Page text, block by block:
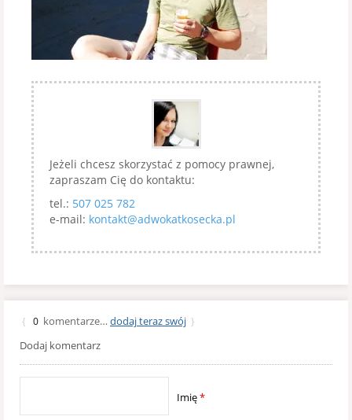
Jeżeli chcesz skorzystać z pomocy prawnej,
zapraszam Cię do kontaktu:
tel.: 507 025 782
e-mail: kontakt@adwokatkosecka.pl
{ 0 komentarze… dodaj teraz swój }
Dodaj komentarz
Imię*